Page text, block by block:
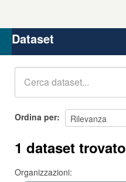
Organizzazioni
Gruppi
Dataset
Ordina per
1 dataset trovato
Organizzazioni: